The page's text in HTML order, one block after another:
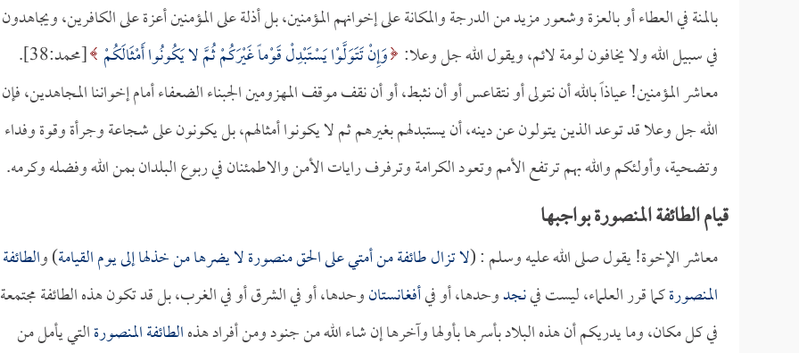
بالمنة في العطاء أو بالعزة وشعور مزيد من الدرجة والمكانة على إخوانهم المؤمنين، بل أذلة على المؤمنين أعزة على الكافرين، ويجاهدون
في سبيل الله ولا يخافون لومة لائم، ويقول الله جل وعلا: وَإِنْ تَتَوَلَّوْا يَسْتَبْدِلْ قَوْماً غَيْرَكُمْ ثُمَّ لا يَكُونُوا أَمْثَالَكُمْ [محمد:38].
معاشر المؤمنين! عياذاً بالله أن نتولى أو نتقاعس أو أن نثبط، أو أن نقف موقف المهزومين الجبناء الضعفاء أمام إخواننا المجاهدين، فإن
الله جل وعلا قد توعد الذين يتولون عن دينه، أن يستبدلهم بغيرهم ثم لا يكونوا أمثالهم، بل يكونون على شجاعة وجرأة وقوة وفداء
وتضحية، وأولئكم والله بهم ترتفع الأمم وتعود الكرامة وترفرف رايات الأمن والاطمئنان في ربوع البلدان بمن الله وفضله وكرمه.
قيام الطائفة المنصورة بواجبها
معاشر الإخوة! يقول صلى الله عليه وسلم : (لا تزال طائفة من أمتي على الحق منصورة لا يضرها من خذلها إلى يوم القيامة) والطائفة
المنصورةكما قرر العلماء، ليست فينجدوحدها، أو فيأفغانستانوحدها، أو في الشرق أو في الغرب، بل قد تكون هذه الطائفة مجتمعة
في كل مكان، وما يدريكم أن هذه البلاد بأسرها بأولها وآخرها إن شاء الله من جنود ومن أفراد هذهالطائفة المنصورةالتي يأمل من